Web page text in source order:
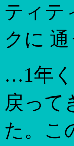
ティテ
クに
…1年
戻って
た。こ